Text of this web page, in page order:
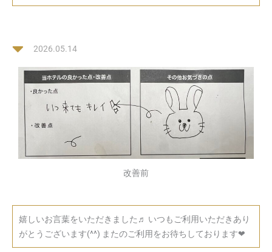
2026.05.14
改善前
嬉しいお言葉をいただきました♬ いつもご利用いただきあり
がとうございます(^^) またのご利用をお待ちしております❤